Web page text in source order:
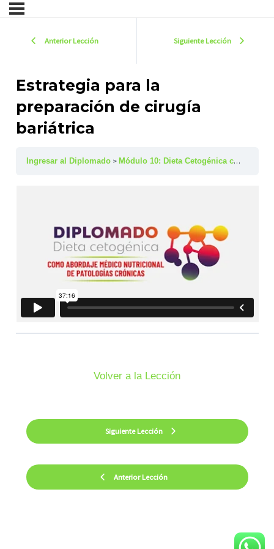
Anterior Lección Siguiente Lección
Estrategia para la
preparación de cirugía
bariátrica
Ingresar al Diplomado Módulo 10: Dieta Cetogénica como estrategia de preparación para la cirugía bariátrica
Anterior Lección
Volver a la Lección
Siguiente Lección